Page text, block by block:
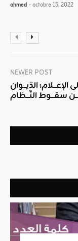
ahmed - octobre 15, 2022
NEWER POST
الإعـــلام: الدّيـــوان
سقـــوط النّـــظام